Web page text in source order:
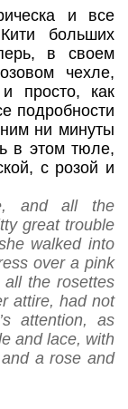
и все
больших
в своем
чехле,
просто, как
подробности
ни минуты
в этом тюле,
с розой и
and all the
great trouble
walked into
over a pink
the rosettes
attire, had not
attention, as
and lace, with
a rose and